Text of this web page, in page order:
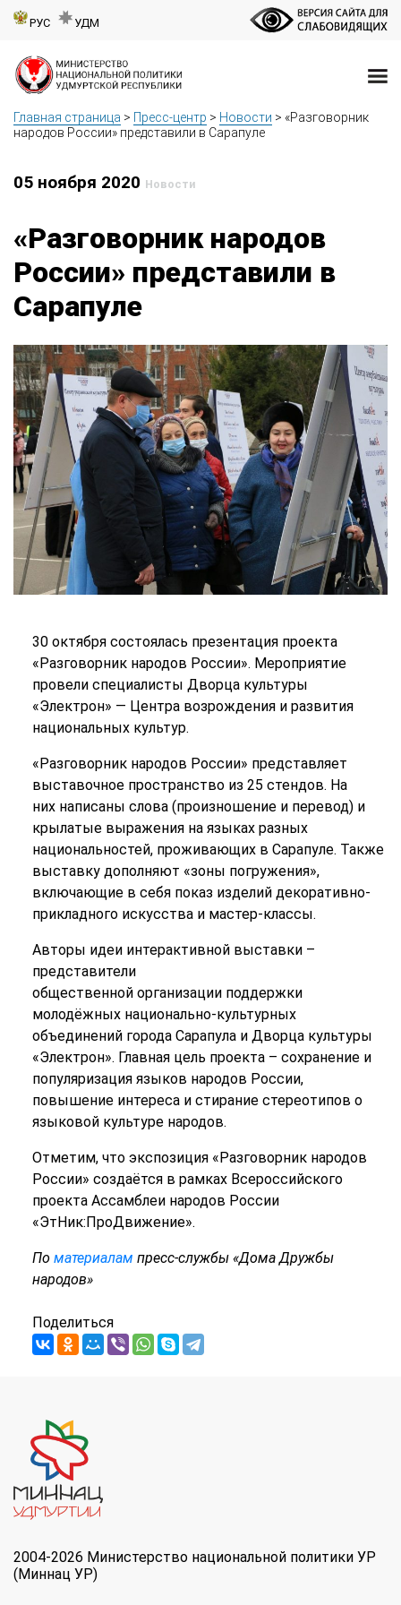
РУС УДМ
Главная страница > Пресс-центр > Новости > «Разговорник
народов России» представили в Сарапуле
05 ноября 2020 Новости
«Разговорник народов
России» представили в
Сарапуле
30 октября состоялась презентация проекта
«Разговорник народов России». Мероприятие
провели специалисты Дворца культуры
«Электрон» ― Центра возрождения и развития
национальных культур.
«Разговорник народов России» представляет
выставочное пространство из 25 стендов. На
них написаны слова (произношение и перевод) и
крылатые выражения на языках разных
национальностей, проживающих в Сарапуле. Также
выставку дополняют «зоны погружения»,
включающие в себя показ изделий декоративно-
прикладного искусства и мастер-классы.
Авторы идеи интерактивной выставки –
представители
общественной организации поддержки
молодёжных национально-культурных
объединений города Сарапула и Дворца культуры
«Электрон». Главная цель проекта – сохранение и
популяризация языков народов России,
повышение интереса и стирание стереотипов о
языковой культуре народов.
Отметим, что экспозиция «Разговорник народов
России» создаётся в рамках Всероссийского
проекта Ассамблеи народов России
«ЭтНик:ПроДвижение».
По материалам пресс-службы «Дома Дружбы
народов»
Поделиться
2004-2026 Министерство национальной политики УР
(Миннац УР)